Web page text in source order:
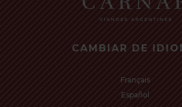
CAMBIAR DE
Français
Español